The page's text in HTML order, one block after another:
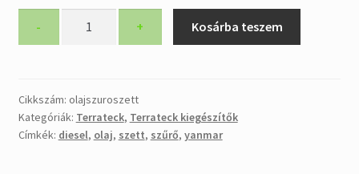
-
mennyiség
+ Kosárba teszem
Cikkszám: olajszuroszett
Kategóriák: Terrateck, Terrateck kiegészítők
Címkék: diesel, olaj, szett, szűrő, yanmar